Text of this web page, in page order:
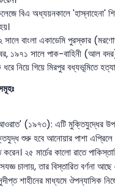
বিএ অধ্যয়নকালে 'হাস্নাহেনা'
সালে বাংলা একাডেমি পুরস্কার
১৯৭১ সালে পাক-বাহিনী (আল বদর)
ধরে নিয়ে গিয়ে মিরপুর বধ্যভূমিতে
(১৯৭৩): এটি মুক্তিযুদ্ধের
শুরু হবে আনোয়ার পাশা
২৫ মার্চের কালো রাতে
চালায়, তার বিস্তারিত বর্ণনা
শাহীনের মাধ্যমে ঔপন্যাসিক